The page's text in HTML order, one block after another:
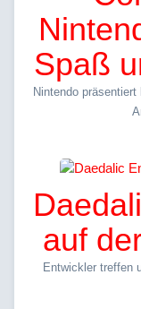
Spaß
Nintendo
auf
Entwickler treffen